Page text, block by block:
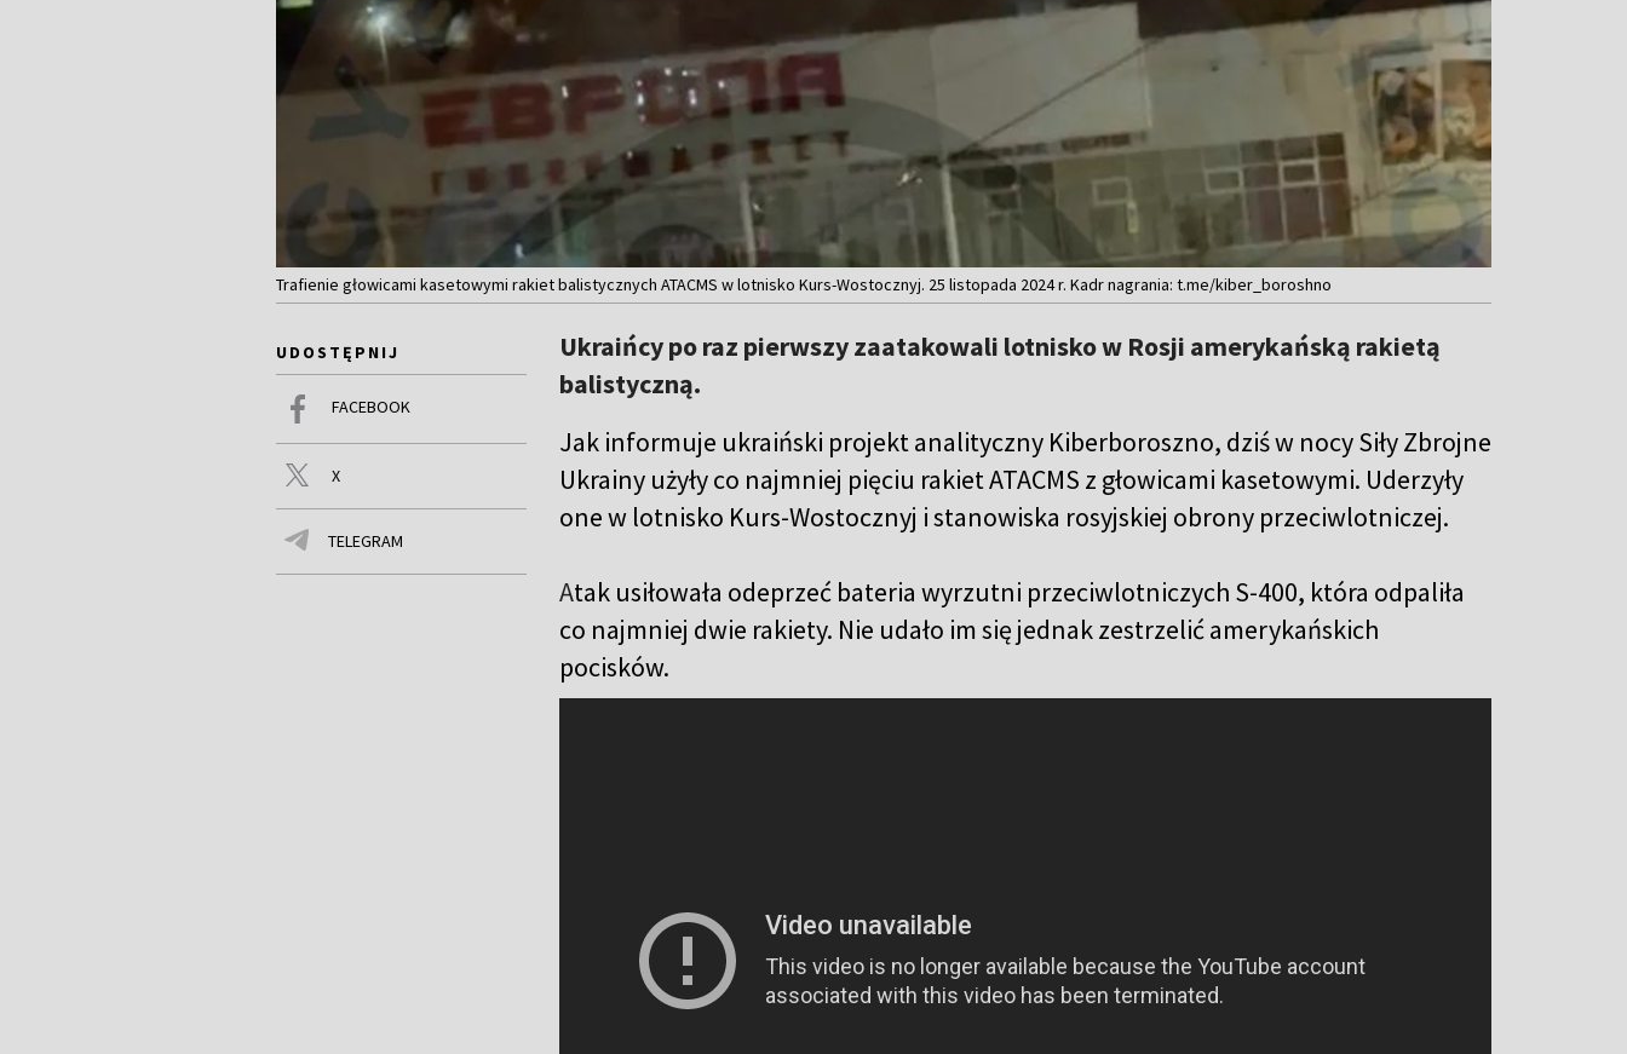
Trafienie głowicami kasetowymi rakiet balistycznych ATACMS w lotnisko Kurs-Wostocznyj. 25 listopada 2024 r. Kadr nagrania: t.me/kiber_boroshno
UDOSTĘPNIJ
FACEBOOK
X
TELEGRAM
Ukraińcy po raz pierwszy zaatakowali lotnisko w Rosji amerykańską rakietą
balistyczną.
Jak informuje ukraiński projekt analityczny Kiberboroszno, dziś w nocy Siły Zbrojne
Ukrainy użyły co najmniej pięciu rakiet ATACMS z głowicami kasetowymi. Uderzyły
one w lotnisko Kurs-Wostocznyj i stanowiska rosyjskiej obrony przeciwlotniczej.
Atak usiłowała odeprzeć bateria wyrzutni przeciwlotniczych S-400, która odpaliła
co najmniej dwie rakiety. Nie udało im się jednak zestrzelić amerykańskich
pocisków.